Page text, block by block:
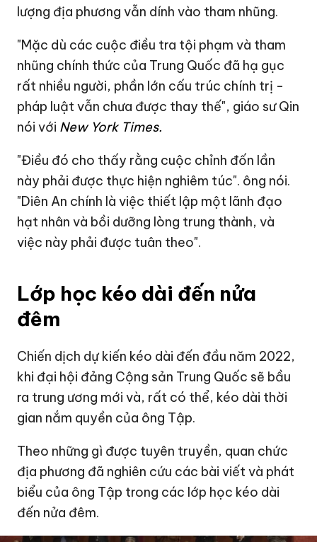
lượng địa phương vẫn dính vào tham nhũng.
"Mặc dù các cuộc điều tra tội phạm và tham
nhũng chính thức của Trung Quốc đã hạ gục
rất nhiều người, phần lớn cấu trúc chính trị -
pháp luật vẫn chưa được thay thế", giáo sư Qin
nói với New York Times.
"Điều đó cho thấy rằng cuộc chỉnh đốn lần
này phải được thực hiện nghiêm túc". ông nói.
"Diên An chính là việc thiết lập một lãnh đạo
hạt nhân và bồi dưỡng lòng trung thành, và
việc này phải được tuân theo".
Lớp học kéo dài đến nửa
đêm
Chiến dịch dự kiến kéo dài đến đầu năm 2022,
khi đại hội đảng Cộng sản Trung Quốc sẽ bầu
ra trung ương mới và, rất có thể, kéo dài thời
gian nắm quyền của ông Tập.
Theo những gì được tuyên truyền, quan chức
địa phương đã nghiên cứu các bài viết và phát
biểu của ông Tập trong các lớp học kéo dài
đến nửa đêm.